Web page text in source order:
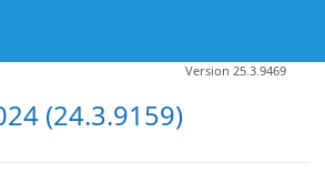
(24.3.9159)
Version 25.3.9469